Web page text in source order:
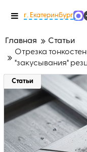
Меню
г. Екатеринбург
Главная
Статьи
Отрезка
"закусывания"
Статьи